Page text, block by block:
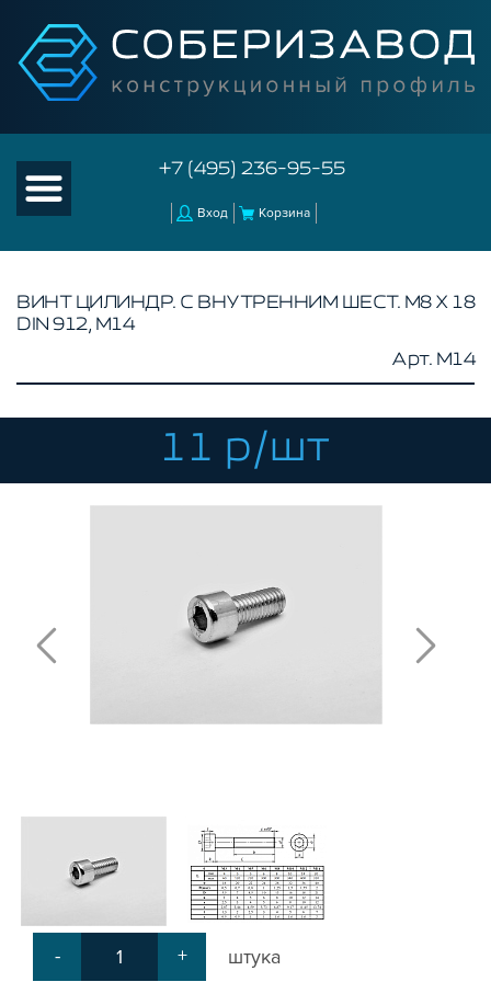
+7 (495) 236-95-55
Вход Корзина
КАТАЛОГ ТОВАРОВ
КОНСТРУКЦИОННЫЙ ПРОФИЛЬ
КОМПЛЕКТУЮЩИЕ К ЧПУ
Т-БОЛТЫ И Т-ГАЙКИ
СИСТЕМА ТРУБНАЯ МОДУЛЬНАЯ
СИСТЕМА ТРУБНАЯ КОНСТРУКЦИОННАЯ
ВНУТРЕННИЕ УГЛОВЫЕ СОЕДИНИТЕЛИ
АДДИТИВНЫЕ ТОВАРЫ
ОБЩЕСТРОИТЕЛЬНЫЙ ПРОФИЛЬ
ЛИНЕЙНЫЕ СОЕДИНИТЕЛИ
ДОПОЛНИТЕЛЬНАЯ ОБРАБОТКА
ПАРАЛЛЕЛЬНЫЕ СОЕДИНИТЕЛИ
ПРОМЫШЛЕННАЯ МЕБЕЛЬ
ВИНТ ЦИЛИНДР. С ВНУТРЕННИМ ШЕСТ. М8 Х 18
DIN 912, M14
Арт. M14
11 р/шт
- + штука